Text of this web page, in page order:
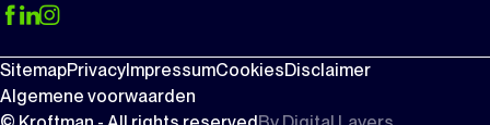
SitemapPrivacy ImpressumCookiesDisclaimer
Algemene voorwaarden